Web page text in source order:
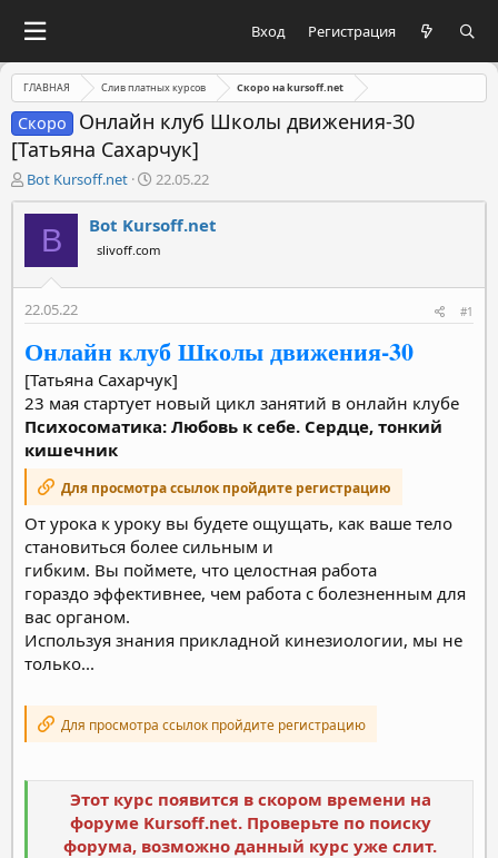
Вход Регистрация
ГЛАВНАЯ Слив платных курсов Скоро на kursoff.net
Скоро
Онлайн клуб Школы движения-30
[Татьяна Сахарчук]
А
в
т
м
Bot Kursoff.net
Д
а
т
а
н
а
а
22.05.22
B Bot Kursoff.net
slivoff.com
22.05.22 #1
Онлайн клуб Школы движения-30
[Татьяна Сахарчук]
23 мая стартует новый цикл занятий в онлайн клубе
Психосоматика: Любовь к себе. Сердце, тонкий
кишечник
Для просмотра ссылок пройдите регистрацию
От урока к уроку вы будете ощущать, как ваше тело
становиться более сильным и
гибким. Вы поймете, что целостная работа
гораздо эффективнее, чем работа с болезненным для
вас органом.
Используя знания прикладной кинезиологии, мы не
только...
Для просмотра ссылок пройдите регистрацию
Этот курс появится в скором времени на
форуме Kursoff.net. Проверьте по поиску
форума, возможно данный курс уже слит.